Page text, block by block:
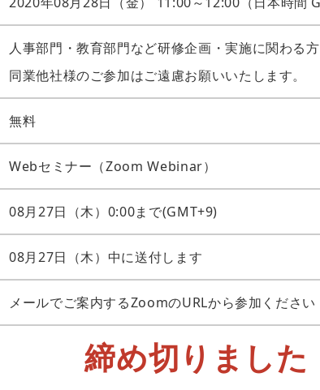
人事部門・教育部門など研修企画・実施に関わる方
同業他社様のご参加はご遠慮お願いいたします。
無料
Webセミナー（Zoom Webinar）
08月27日（木）0:00まで(GMT+9)
08月27日（木）中に送付します
メールでご案内するZoomのURLから参加ください
締め切りました